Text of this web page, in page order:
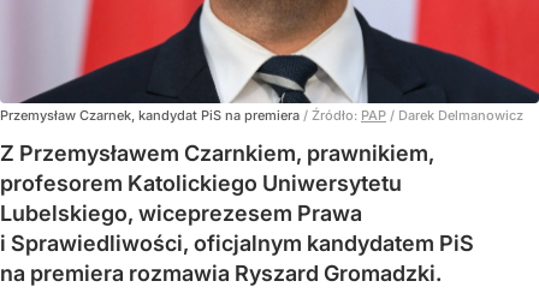
Przemysław Czarnek, kandydat PiS na premiera / Źródło: PAP / Darek Delmanowicz
Z Przemysławem Czarnkiem, prawnikiem,
profesorem Katolickiego Uniwersytetu
Lubelskiego, wiceprezesem Prawa
i Sprawiedliwości, oficjalnym kandydatem PiS
na premiera rozmawia Ryszard Gromadzki.